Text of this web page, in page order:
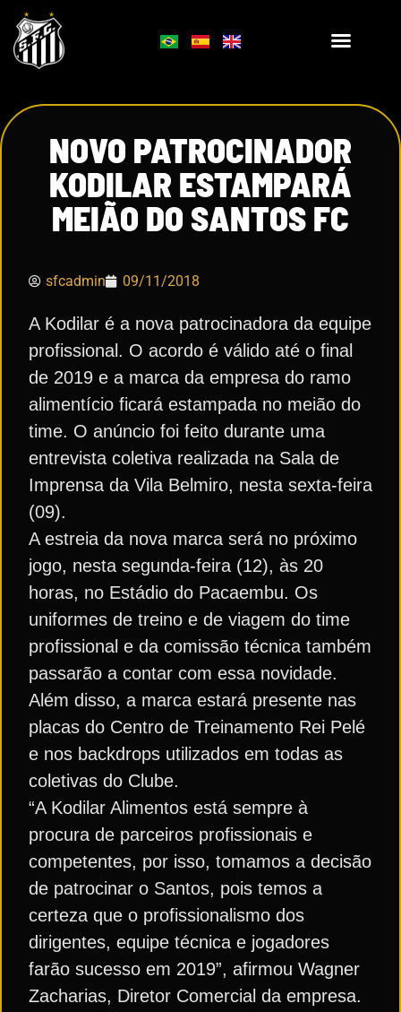
NOVO PATROCINADOR
KODILAR ESTAMPARÁ
MEIÃO DO SANTOS FC
sfcadmin 09/11/2018
A Kodilar é a nova patrocinadora da equipe
profissional. O acordo é válido até o final
de 2019 e a marca da empresa do ramo
alimentício ficará estampada no meião do
time. O anúncio foi feito durante uma
entrevista coletiva realizada na Sala de
Imprensa da Vila Belmiro, nesta sexta-feira
(09).
A estreia da nova marca será no próximo
jogo, nesta segunda-feira (12), às 20
horas, no Estádio do Pacaembu. Os
uniformes de treino e de viagem do time
profissional e da comissão técnica também
passarão a contar com essa novidade.
Além disso, a marca estará presente nas
placas do Centro de Treinamento Rei Pelé
e nos backdrops utilizados em todas as
coletivas do Clube.
“A Kodilar Alimentos está sempre à
procura de parceiros profissionais e
competentes, por isso, tomamos a decisão
de patrocinar o Santos, pois temos a
certeza que o profissionalismo dos
dirigentes, equipe técnica e jogadores
farão sucesso em 2019”, afirmou Wagner
Zacharias, Diretor Comercial da empresa.